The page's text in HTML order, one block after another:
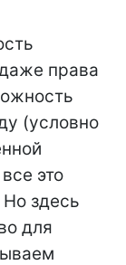
права
(условно
это
здесь
для